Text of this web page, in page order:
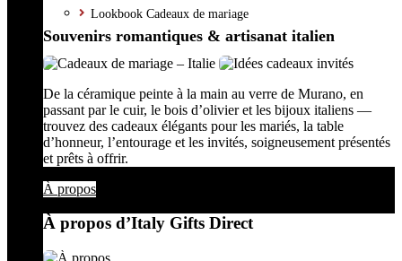
Lookbook Cadeaux de mariage
Souvenirs romantiques & artisanat italien
De la céramique peinte à la main au verre de Murano, en
passant par le cuir, le bois d’olivier et les bijoux italiens —
trouvez des cadeaux élégants pour les mariés, la table
d’honneur, l’entourage et les invités, soigneusement présentés
et prêts à offrir.
À propos
À propos d’Italy Gifts Direct